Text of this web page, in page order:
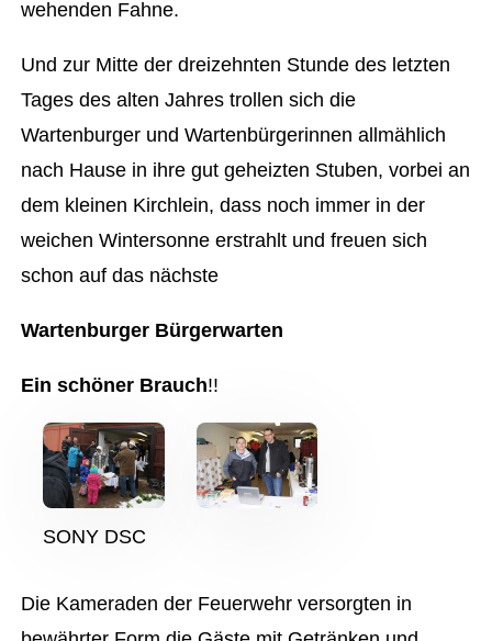
wehenden Fahne.
Und zur Mitte der dreizehnten Stunde des letzten
Tages des alten Jahres trollen sich die
Wartenburger und Wartenbürgerinnen allmählich
nach Hause in ihre gut geheizten Stuben, vorbei an
dem kleinen Kirchlein, dass noch immer in der
weichen Wintersonne erstrahlt und freuen sich
schon auf das nächste
Wartenburger Bürgerwarten
Ein schöner Brauch!!
SONY DSC
Die Kameraden der Feuerwehr versorgten in